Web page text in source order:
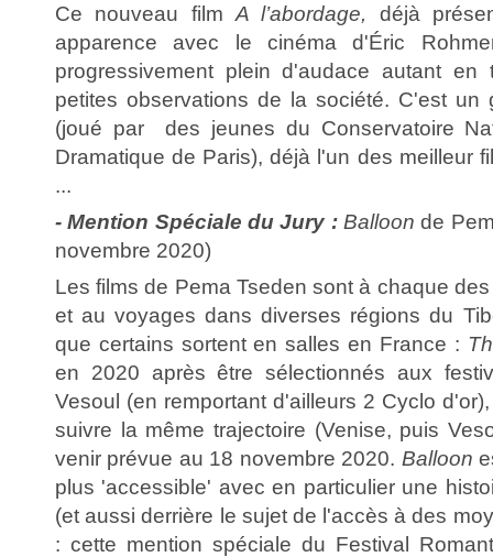
Ce nouveau film A l’abordage, déjà
apparence avec le cinéma d'Éric
progressivement plein d'audace autant en
petites observations de la société. C'est un
(joué par des jeunes du Conservatoire
Dramatique de Paris), déjà l'un des meilleur
...
-Mention Spéciale du Jury :Balloonde
novembre 2020)
Les films de Pema Tseden sont à chaque
et au voyages dans diverses régions du
que certains sortent en salles en France :
en 2020 après être sélectionnés aux
Vesoul (en remportant d'ailleurs 2 Cyclo
suivre la même trajectoire (Venise, puis
venir prévue au 18 novembre 2020. Balloon
plus 'accessible' avec en particulier une
(et aussi derrière le sujet de l'accès à des
: cette mention spéciale du Festival